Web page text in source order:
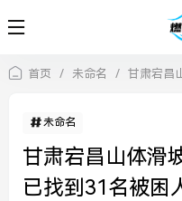
首页 / 未命名 / 甘肃宕昌山体滑坡搜救取
未命名
甘肃宕昌山体滑
已找到31名被困